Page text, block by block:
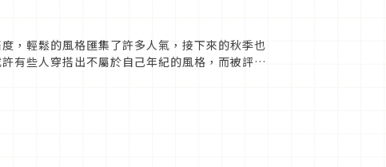
，輕鬆的風格匯集了許多人氣，接下來的秋季也
有些人穿搭出不屬於自己年紀的風格，而被評論